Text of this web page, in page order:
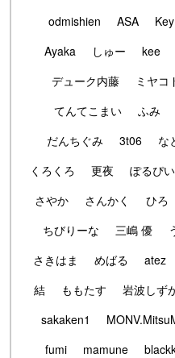
odmishien
ASA
Ayaka
しゅー kee
デューク内藤
ミヤコ
てんてこまい
ふみ
だんちぐみ
3t06 な
くろくろ
更夜 ぽるぴ
さやか
さんかく ひろ
ちびりーな
三嶋 優
さきはま
めばる atez
結
ももたす 岩波しず
sakaken1
fumi
mamune